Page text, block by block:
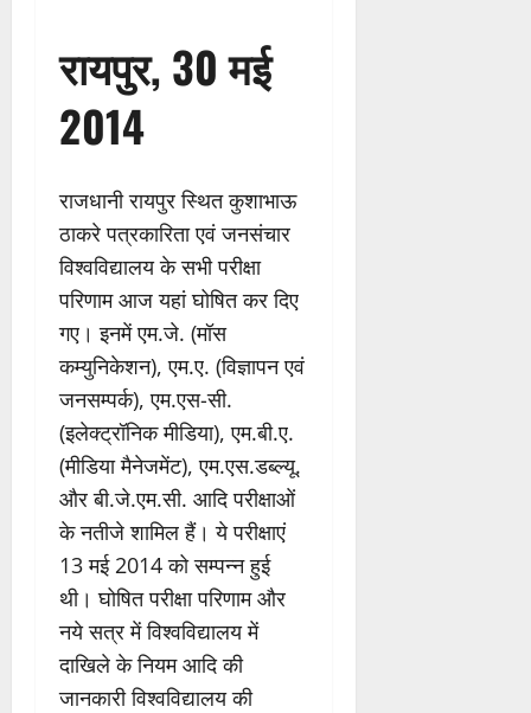
रायपुर, 30 मई
2014
राजधानी रायपुर स्थित कुशाभाऊ
ठाकरे पत्रकारिता एवं जनसंचार
विश्वविद्यालय के सभी परीक्षा
परिणाम आज यहां घोषित कर दिए
गए। इनमें एम.जे. (मॉस
कम्युनिकेशन), एम.ए. (विज्ञापन एवं
जनसम्पर्क), एम.एस-सी.
(इलेक्ट्रॉनिक मीडिया), एम.बी.ए.
(मीडिया मैनेजमेंट), एम.एस.डब्ल्यू.
और बी.जे.एम.सी. आदि परीक्षाओं
के नतीजे शामिल हैं। ये परीक्षाएं
13 मई 2014 को सम्पन्न हुई
थी। घोषित परीक्षा परिणाम और
नये सत्र में विश्वविद्यालय में
दाखिले के नियम आदि की
जानकारी विश्वविद्यालय की